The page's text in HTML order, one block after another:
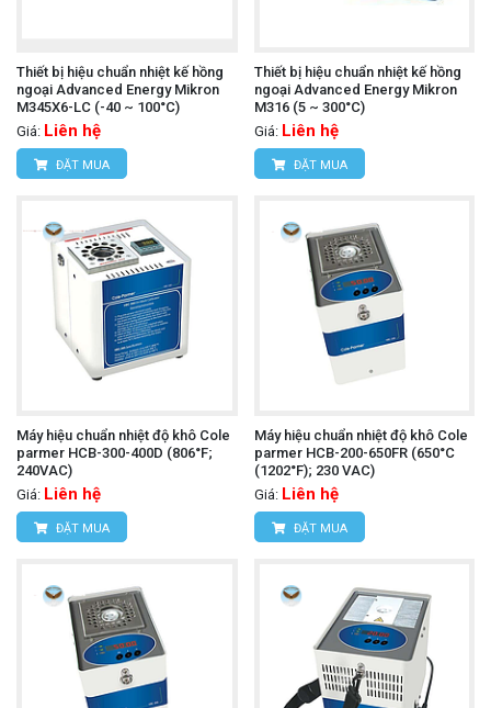
Thiết bị hiệu chuẩn nhiệt kế hồng
ngoại Advanced Energy Mikron
M345X6-LC (-40 ~ 100°C)
Giá: Liên hệ
ĐẶT MUA
Thiết bị hiệu chuẩn nhiệt kế hồng
ngoại Advanced Energy Mikron
M316 (5 ~ 300°C)
Giá: Liên hệ
ĐẶT MUA
Máy hiệu chuẩn nhiệt độ khô Cole
parmer HCB-300-400D (806°F;
240VAC)
Giá: Liên hệ
ĐẶT MUA
Máy hiệu chuẩn nhiệt độ khô Cole
parmer HCB-200-650FR (650°C
(1202°F); 230 VAC)
Giá: Liên hệ
ĐẶT MUA